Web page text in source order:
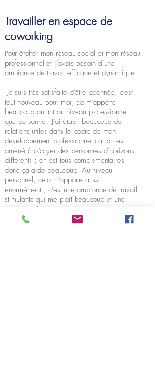
Travailler en espace de
coworking
Pour étoffer mon réseau social et mon réseau
professionnel et j’avais besoin d’une
ambiance de travail efficace et dynamique.
Je suis très satisfaite d’être abonnée, c’est
tout nouveau pour moi, ça m’apporte
beaucoup autant au niveau professionnel
que personnel. J’ai établi beaucoup de
relations utiles dans le cadre de mon
développement professionnel car on est
amené à côtoyer des personnes d’horizons
différents ; on est tous complémentaires
donc ça aide beaucoup. Au niveau
personnel, cela m’apporte aussi
énormément , c’est une ambiance de travail
stimulante qui me plaît beaucoup et une
ambiance humaine qui est très appréciée
quand on est indépendant. C’est un lieu